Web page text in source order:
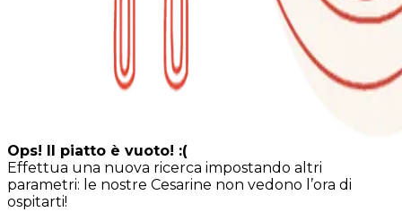
Ops! Il piatto è vuoto! :(
Effettua una nuova ricerca impostando altri
parametri: le nostre Cesarine non vedono l’ora di
ospitarti!